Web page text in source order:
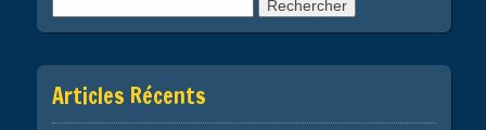
Articles Récents